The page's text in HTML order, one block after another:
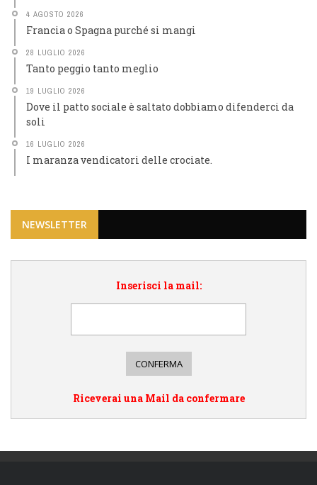
4 AGOSTO 2026
Francia o Spagna purché si mangi
28 LUGLIO 2026
Tanto peggio tanto meglio
19 LUGLIO 2026
Dove il patto sociale è saltato dobbiamo difenderci da
soli
16 LUGLIO 2026
I maranza vendicatori delle crociate.
NEWSLETTER
Inserisci la mail:
Riceverai una Mail da confermare